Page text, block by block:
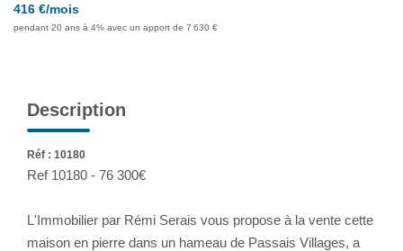
416 €/mois
pendant 20 ans à 4% avec un apport de 7 630 €
Description
Réf : 10180
Ref 10180 - 76 300€
L'Immobilier par Rémi Serais vous propose à la vente cette
maison en pierre dans un hameau de Passais Villages, a